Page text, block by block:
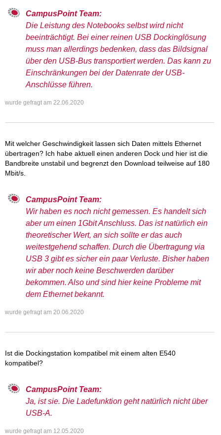
CampusPoint Team:
Die Leistung des Notebooks selbst wird nicht
beeinträchtigt. Bei einer reinen USB Dockinglösung
muss man allerdings bedenken, dass das Bildsignal
über den USB-Bus transportiert werden. Das kann zu
Einschränkungen bei der Datenrate der USB-
Anschlüsse führen.
wurde gefragt am 22.06.2020
Mit welcher Geschwindigkeit lassen sich Daten mittels Ethernet
übertragen? Ich habe aktuell einen anderen Dock und hier ist die
Bandbreite unstabil und begrenzt den Download teilweise auf 180
Mbit/s.
CampusPoint Team:
Wir haben es noch nicht gemessen. Es handelt sich
aber um einen 1Gbit Anschluss. Das ist natürlich ein
theoretischer Wert, an sich sollte er das auch
weitestgehend schaffen. Durch die Übertragung via
USB 3 gibt es sicher ein paar Verluste. Bisher haben
wir aber noch keine Beschwerden darüber
bekommen. Also und sind hier keine Probleme mit
dem Ethernet bekannt.
wurde gefragt am 20.06.2020
Ist die Dockingstation kompatibel mit einem alten E540
kompatibel?
CampusPoint Team:
Ja, ist sie. Die Ladefunktion geht natürlich nicht über
USB-A.
wurde gefragt am 12.05.2020